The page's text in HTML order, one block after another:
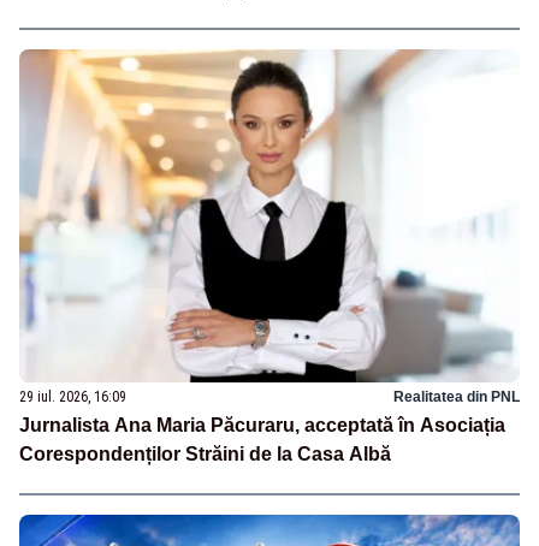
29 iul. 2026, 16:09 Realitatea din PNL
Jurnalista Ana Maria Păcuraru, acceptată în Asociația
Corespondenților Străini de la Casa Albă